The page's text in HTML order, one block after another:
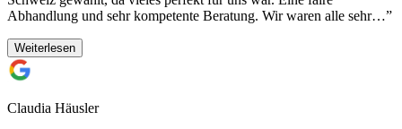
Abhandlung und sehr kompetente Beratung. Wir waren alle sehr…”
Weiterlesen
Claudia Häusler